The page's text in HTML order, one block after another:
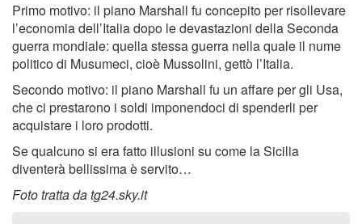
Primo motivo: il piano Marshall fu concepito per risollevare
l’economia dell’Italia dopo le devastazioni della Seconda
guerra mondiale: quella stessa guerra nella quale il nume
politico di Musumeci, cioè Mussolini, gettò l’Italia.
Secondo motivo: il piano Marshall fu un affare per gli Usa,
che ci prestarono i soldi imponendoci di spenderli per
acquistare i loro prodotti.
Se qualcuno si era fatto illusioni su come la Sicilia
diventerà bellissima è servito…
Foto tratta da tg24.sky.it